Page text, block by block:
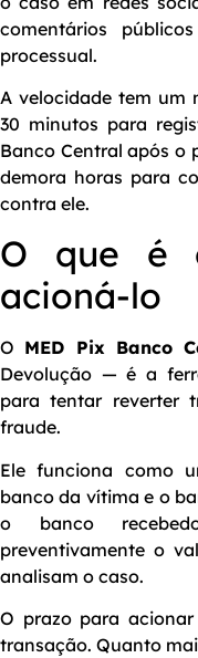
comentários
processual.
A velocidade tem um
30 minutos para
Banco Central após o
demora horas para
contra ele.
O que é
acioná-lo
O MED Pix Banco
Devolução — é a
para tentar reverter
fraude.
Ele funciona como
banco da vítima e o
o banco
preventivamente o
analisam o caso.
O prazo para
transação. Quanto